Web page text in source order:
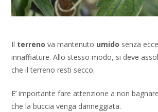
Il terreno va mantenuto umido senza
innaffiature. Allo stesso modo, si deve
che il terreno resti secco.
E’ importante fare attenzione a non
che la buccia venga danneggiata.